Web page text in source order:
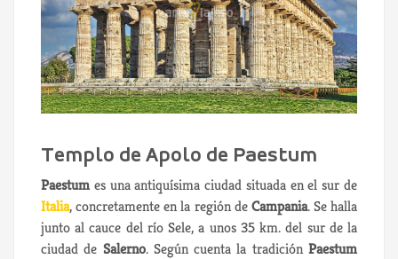
Templo de Apolo de Paestum
Paestum es una antiquísima ciudad situada en el sur de
Italia, concretamente en la región deCampania. Se halla
junto al cauce del río Sele, a unos 35 km. del sur de la
ciudad de Salerno. Según cuenta la tradiciónPaestum